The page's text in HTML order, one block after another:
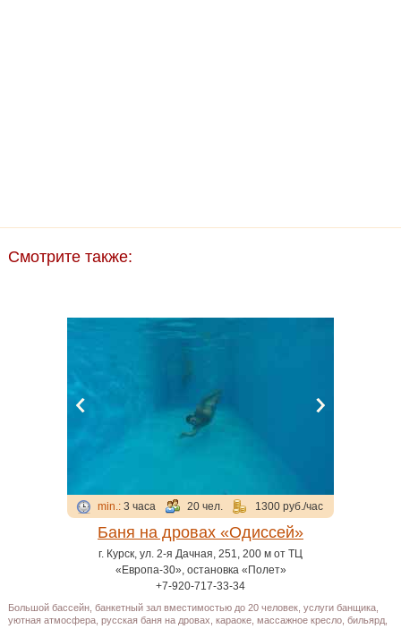
Смотрите также:
min.:3 часа 20 чел. 1300 руб./час
Баня на дровах «Одиссей»
г. Курск, ул. 2-я Дачная, 251, 200 м от ТЦ
«Европа-30», остановка «Полет»
+7-920-717-33-34
Большой бассейн, банкетный зал вместимостью до 20 человек, услуги банщика,
уютная атмосфера, русская баня на дровах, караоке, массажное кресло, бильярд,